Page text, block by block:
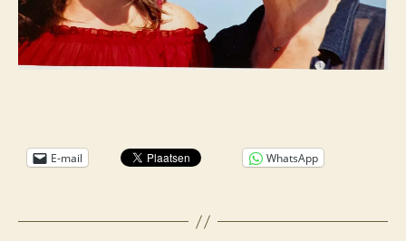
E-mail WhatsApp